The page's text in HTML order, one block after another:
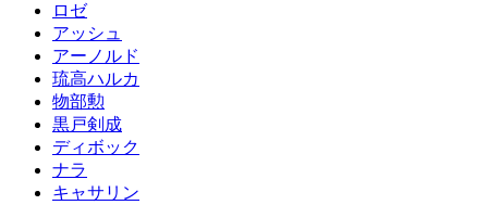
ロゼ
アッシュ
アーノルド
琉高ハルカ
物部勲
黒戸剣成
ディボック
ナラ
キャサリン